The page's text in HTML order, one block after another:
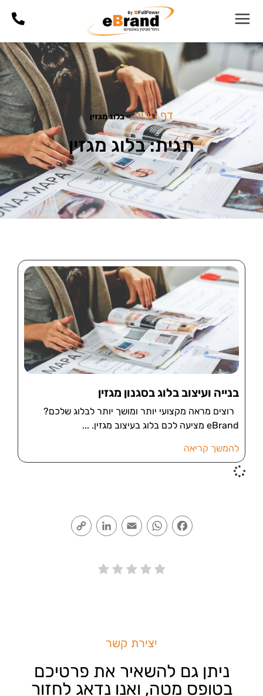
דף הבית»בלוג מגזין
תגית: בלוג מגזין
בנייה ועיצוב בלוג בסגנון מגזין
רוצים מראה מקצועי יותר ומושך יותר לבלוג שלכם?
eBrand מציעה לכם בלוג בעיצוב מגזין.
להמשך קריאה
Facebook
WhatsApp
Email
LinkedIn
יצירת קשר
ניתן גם להשאיר את פרטיכם
בטופס מטה, ואנו נדאג לחזור